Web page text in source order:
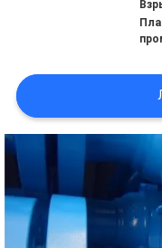
СВЯЖИТЕСЬ
С
НАМИ